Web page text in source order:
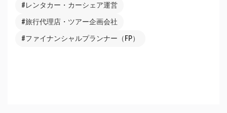
#レンタカー・カーシェア運営
#旅行代理店・ツアー企画会社
#ファイナンシャルプランナー（FP）